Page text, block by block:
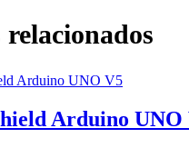
Arduino UNO